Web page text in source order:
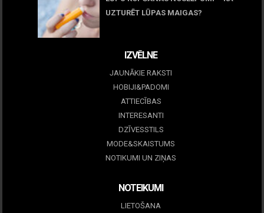
UZTURĒT LŪPAS MAIGAS?
IZVĒLNE
JAUNĀKIE RAKSTI
HOBIJI&PADOMI
ATTIECĪBAS
INTERESANTI
DZĪVESSTILS
MODE&SKAISTUMS
NOTIKUMI UN ZIŅAS
NOTEIKUMI
LIETOŠANA